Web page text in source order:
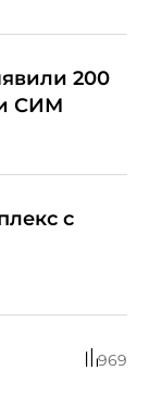
200
СИМ
с
969